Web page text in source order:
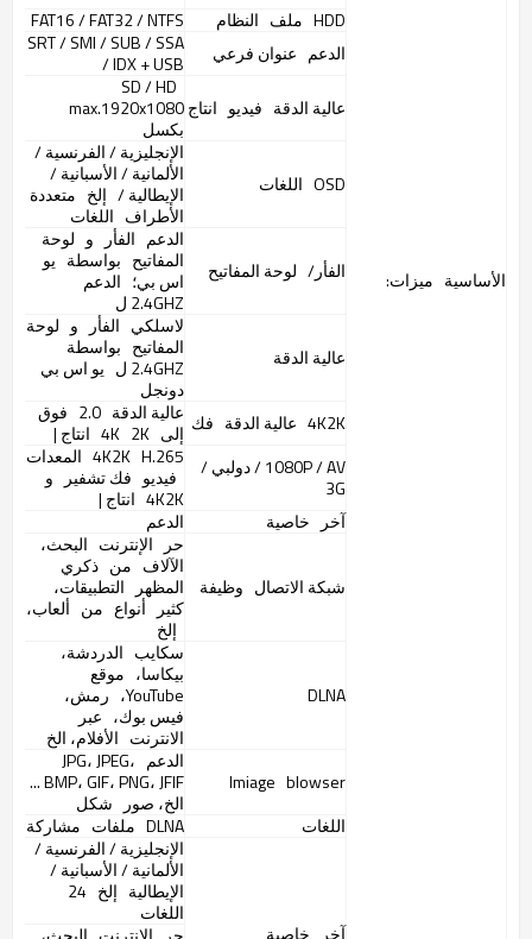
الأساسية ميزات:
HDD ملف النظام
FAT16 / FAT32 / NTFS
الدعم عنوان فرعي
SRT / SMI / SUB / SSA
/ IDX + USB
عالية الدقة فيديو انتاج
SD / HD
max.1920x1080
بكسل
OSD اللغات
الإنجليزية / الفرنسية /
الألمانية / الأسبانية /
الإيطالية / إلخ متعددة
الأطراف اللغات
الفأر/ لوحة المفاتيح
الدعم الفأر و لوحة
المفاتيح بواسطة يو
اس بي؛ الدعم
2.4GHZ ل
عالية الدقة
لاسلكي الفأر و لوحة
المفاتيح بواسطة
2.4GHZ ل
يو اس بي
دونجل
4K2K عالية الدقة فك عالية الدقة
فوق
إلى 2K
انتاج |
1080P / AV / دولبي /
3G
4K2K H.265
المعدات
فيديو فك تشفير
و
4K2K انتاج |
آخر
خاصية الدعم
شبكة الاتصال وظيفة
حر الإنترنت البحث،
الآلاف من ذكري
المظهر
التطبيقات،
كثير
أنواع من ألعاب،
إلخ
DLNA
سكايب الدردشة،
بيكاسا، موقع
YouTube،
رمش،
فيس بوك، عبر
الانترنت الأفلام، الخ
Imiage blowser
الدعم JPG، JPEG،
BMP، GIF، PNG، JFIF ...
الخ، صور
شكل
اللغات
DLNA ملفات مشاركة
آخر خاصية
الإنجليزية / الفرنسية /
الألمانية / الأسبانية /
الإيطالية إلخ
اللغات